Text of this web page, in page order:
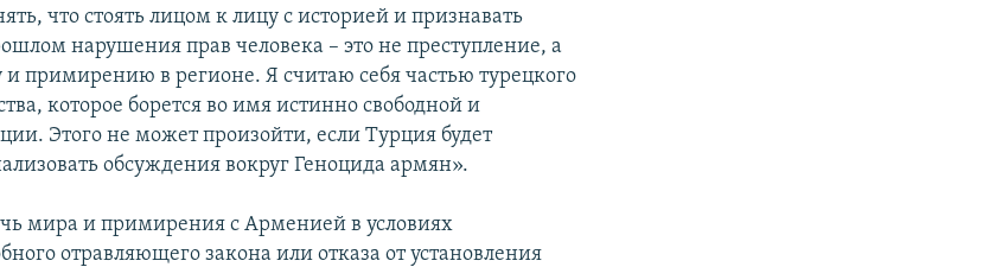
что стоять лицом к лицу с историей и признавать
нарушения прав человека – это не преступление, а
примирению в регионе. Я считаю себя частью турецкого
которое борется во имя истинно свободной и
Этого не может произойти, если Турция будет
обсуждения вокруг Геноцида армян».
мира и примирения с Арменией в условиях
отравляющего закона или отказа от установления